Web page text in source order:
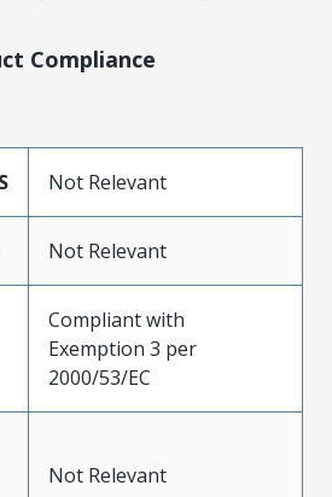
Compliance
Not Relevant
Not Relevant
Compliant with
Exemption 3 per
2000/53/EC
Not Relevant